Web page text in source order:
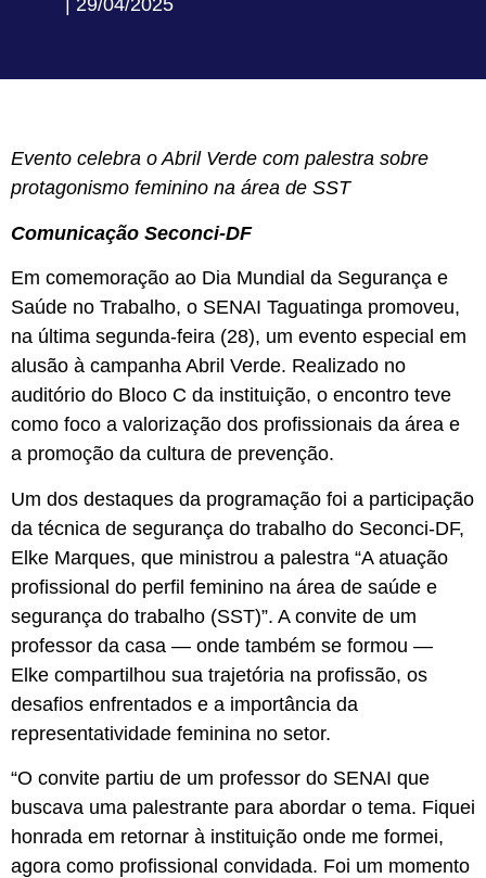
| 29/04/2025
Evento celebra o Abril Verde com palestra sobre
protagonismo feminino na área de SST
Comunicação Seconci-DF
Em comemoração ao Dia Mundial da Segurança e
Saúde no Trabalho, o SENAI Taguatinga promoveu,
na última segunda-feira (28), um evento especial em
alusão à campanha Abril Verde. Realizado no
auditório do Bloco C da instituição, o encontro teve
como foco a valorização dos profissionais da área e
a promoção da cultura de prevenção.
Um dos destaques da programação foi a participação
da técnica de segurança do trabalho do Seconci-DF,
Elke Marques, que ministrou a palestra “A atuação
profissional do perfil feminino na área de saúde e
segurança do trabalho (SST)”. A convite de um
professor da casa — onde também se formou —
Elke compartilhou sua trajetória na profissão, os
desafios enfrentados e a importância da
representatividade feminina no setor.
“O convite partiu de um professor do SENAI que
buscava uma palestrante para abordar o tema. Fiquei
honrada em retornar à instituição onde me formei,
agora como profissional convidada. Foi um momento